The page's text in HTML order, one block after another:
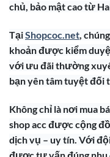
chủ, bảo mật cao từ
TạiShopcoc.net,
khoản được kiểm
với ưu đãi thường
bạn yên tâm tuyệt đối
Không chỉ là nơi mua
shop acc được cộng
dịch vụ – uy tín. Với